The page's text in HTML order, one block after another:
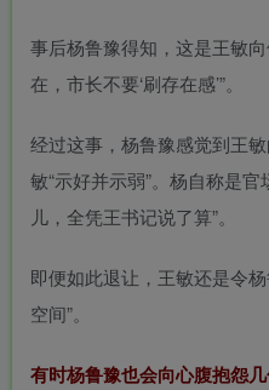
事后杨鲁豫得知，这是王敏
在，市长不要‘刷存在感’”。
经过这事，杨鲁豫感觉到王
敏“示好并示弱”。杨自称是官
儿，全凭王书记说了算”。
即便如此退让，王敏还是令
空间”。
有时杨鲁豫也会向心腹抱怨